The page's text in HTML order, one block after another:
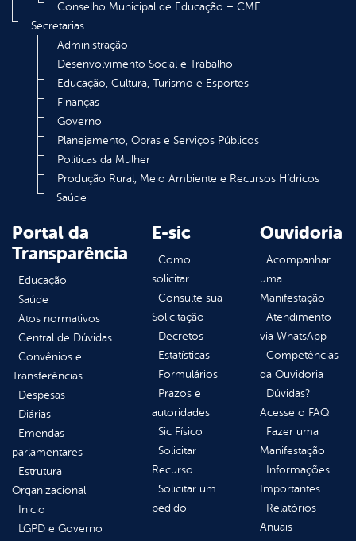
Conselho Municipal de Educação – CME
Secretarias
Administração
Desenvolvimento Social e Trabalho
Educação, Cultura, Turismo e Esportes
Finanças
Governo
Planejamento, Obras e Serviços Públicos
Políticas da Mulher
Produção Rural, Meio Ambiente e Recursos Hídricos
Saúde
Portal da
Transparência
Educação
Saúde
Atos normativos
Central de Dúvidas
Convênios e
Transferências
Despesas
Diárias
Emendas
parlamentares
Estrutura
Organizacional
Inicio
LGPD e Governo
E-sic
Como
solicitar
Consulte sua
Solicitação
Decretos
Estatísticas
Formulários
Prazos e
autoridades
Sic Físico
Solicitar
Recurso
Solicitar um
pedido
Ouvidoria
Acompanhar
uma
Manifestação
Atendimento
via WhatsApp
Competências
da Ouvidoria
Dúvidas?
Acesse o FAQ
Fazer uma
Manifestação
Informações
Importantes
Relatórios
Anuais